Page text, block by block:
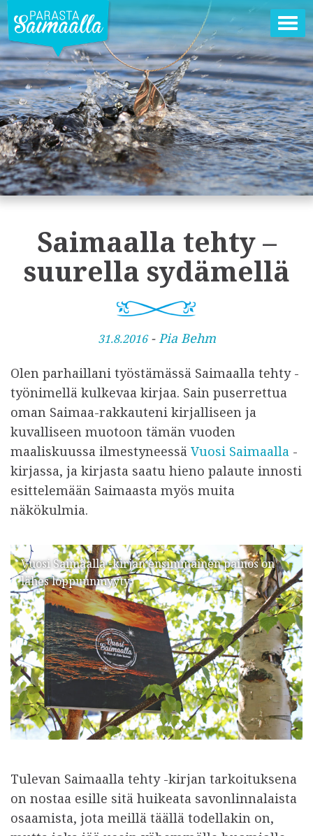
Saimaalla tehty –
suurella sydämellä
J
l
k
a
i
s
t
u
31.8.2016-Pia Behm
Olen parhaillani työstämässä Saimaalla tehty -
työnimellä kulkevaa kirjaa. Sain puserrettua
oman Saimaa-rakkauteni kirjalliseen ja
kuvalliseen muotoon tämän vuoden
maaliskuussa ilmestyneessä Vuosi Saimaalla -
kirjassa, ja kirjasta saatu hieno palaute innosti
esittelemään Saimaasta myös muita
näkökulmia.
Vuosi Saimaalla -kirjan ensimmäinen painos on
lähes loppuunmyyty.
Tulevan Saimaalla tehty -kirjan tarkoituksena
on nostaa esille sitä huikeata savonlinnalaista
osaamista, jota meillä täällä todellakin on,